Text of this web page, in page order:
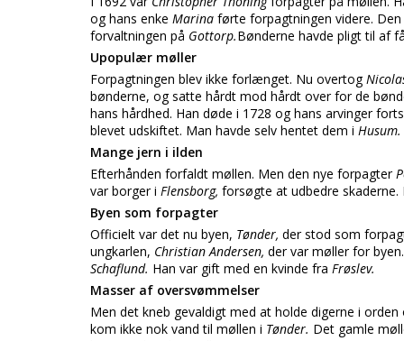
og hans enke Marina førte forpagtningen videre.
forvaltningen på Gottorp.Bønderne havde pligt til af
Upopulær møller
Forpagtningen blev ikke forlænget. Nu overtog
bønderne, og satte hårdt mod hårdt over for de
hans hårdhed. Han døde i 1728 og hans arvinger
blevet udskiftet. Man havde selv hentet dem i Husum.
Mange jern i ilden
Efterhånden forfaldt møllen. Men den nye forpagter
var borger i Flensborg, forsøgte at udbedre
Byen som forpagter
Officielt var det nu byen, Tønder, der stod som
ungkarlen, Christian Andersen, der var møller for
Schaflund. Han var gift med en kvinde fra Frøslev.
Masser af oversvømmelser
Men det kneb gevaldigt med at holde digerne i
kom ikke nok vand til møllen i Tønder. Det gamle